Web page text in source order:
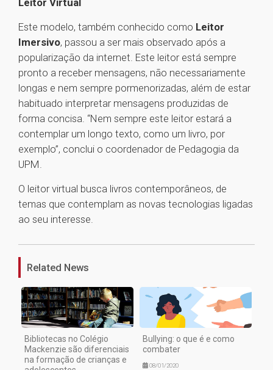
Leitor Virtual
Este modelo, também conhecido como Leitor
Imersivo, passou a ser mais observado após a
popularização da internet. Este leitor está sempre
pronto a receber mensagens, não necessariamente
longas e nem sempre pormenorizadas, além de estar
habituado interpretar mensagens produzidas de
forma concisa. “Nem sempre este leitor estará a
contemplar um longo texto, como um livro, por
exemplo”, conclui o coordenador de Pedagogia da
UPM.
O leitor virtual busca livros contemporâneos, de
temas que contemplam as novas tecnologias ligadas
ao seu interesse.
Related News
Bibliotecas no Colégio
Mackenzie são diferenciais
na formação de crianças e
Bullying: o que é e como
combater
08/01/2020